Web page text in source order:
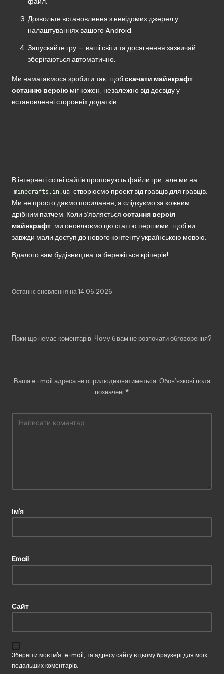
Дозвольте встановлення з невідомих джерел у
налаштуваннях вашого Android.
Запускайте гру — ваші світи та досягнення зазвичай
зберігаються автоматично.
Ми намагаємося зробити так, щобскачати майнкрафт
останню версію міг кожен, незалежно від досвіду у
встановленні сторонніх додатків.
В інтернеті сотні сайтів пропонують файли гри, але ми на
minecrafts.in.ua створюємо проект від гравців для гравців.
Ми не просто даємо посилання, а слідкуємо за кожним
дрібним патчем. Коли з’являється остання версія
майнкрафт, ми оновлюємо цю статтю першими, щоб ви
завжди мали доступ до нового контенту українською мовою.
Вдалого вам будівництва та бережіться кріперів!
Останнє оновлення на 14.06.2026
Поки що немає коментарів. Чому б вам не розпочати обговорення?
Ваша e-mail адреса не оприлюднюватиметься. Обов’язкові поля
позначені *
Ім'я
Email
Сайт
Зберегти моє ім'я, e-mail, та адресу сайту в цьому браузері для моїх
подальших коментарів.